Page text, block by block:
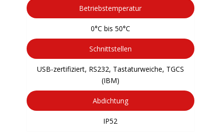
Betriebstemperatur
0°C bis 50°C
Schnittstellen
USB-zertifiziert, RS232, Tastaturweiche, TGCS
(IBM)
Abdichtung
IP52